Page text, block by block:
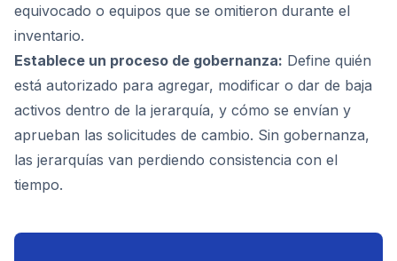
equivocado o equipos que se omitieron durante el
inventario.
Establece un proceso de gobernanza: Define quién
está autorizado para agregar, modificar o dar de baja
activos dentro de la jerarquía, y cómo se envían y
aprueban las solicitudes de cambio. Sin gobernanza,
las jerarquías van perdiendo consistencia con el
tiempo.